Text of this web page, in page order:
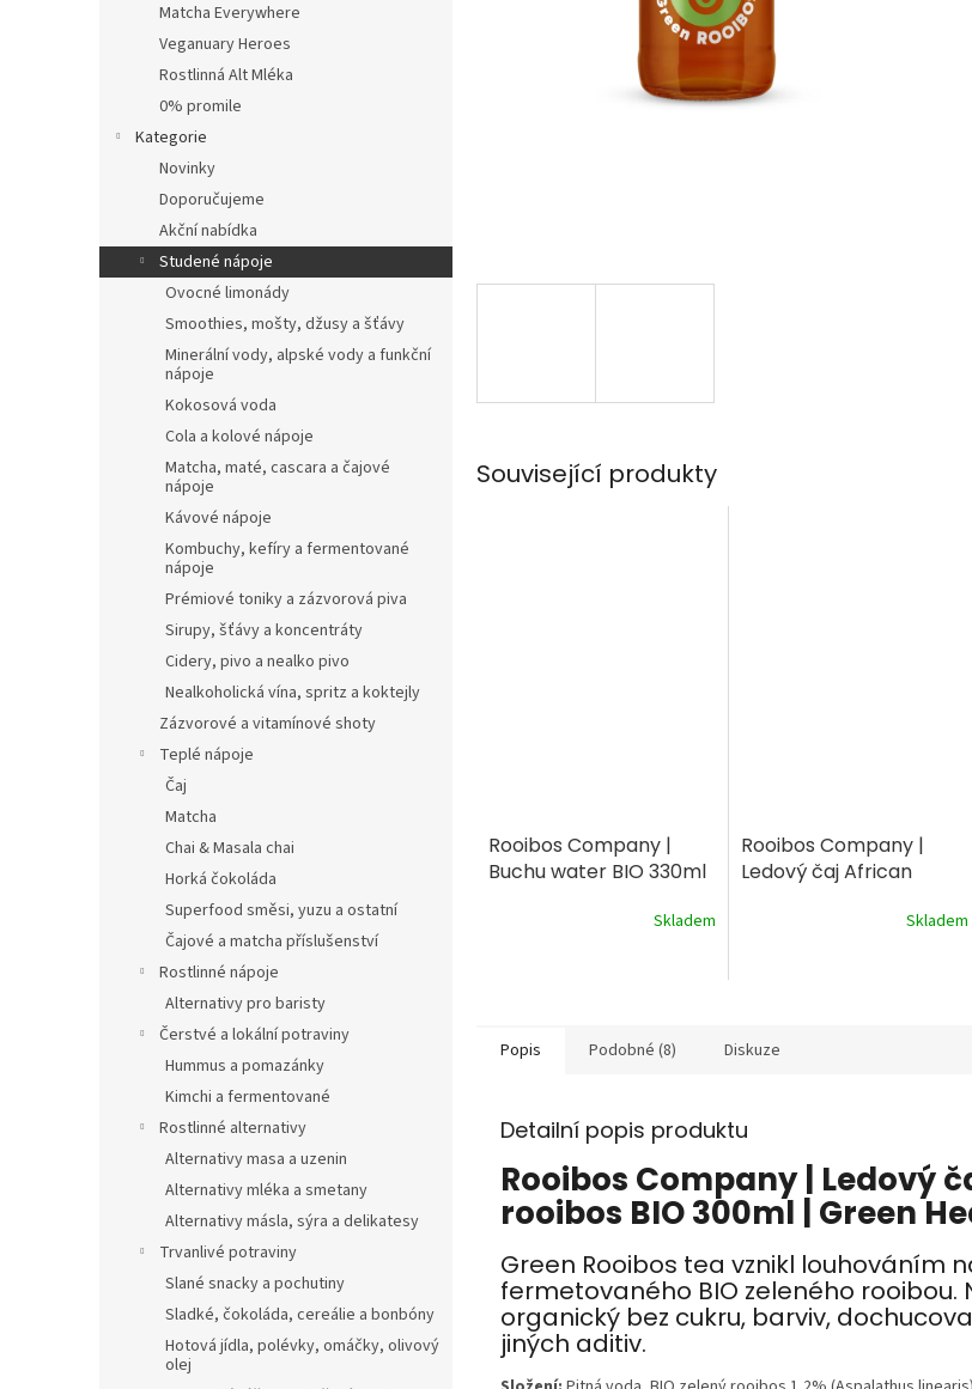
Matcha Everywhere
Veganuary Heroes
Rostlinná Alt Mléka
0% promile
Kategorie
Novinky
Doporučujeme
Akční nabídka
Studené nápoje
Ovocné limonády
Smoothies, mošty, džusy a šťávy
Minerální vody, alpské vody a funkční
nápoje
Kokosová voda
Cola a kolové nápoje
Matcha, maté, cascara a čajové
nápoje
Kávové nápoje
Kombuchy, kefíry a fermentované
nápoje
Prémiové toniky a zázvorová piva
Sirupy, šťávy a koncentráty
Cidery, pivo a nealko pivo
Nealkoholická vína, spritz a koktejly
Zázvorové a vitamínové shoty
Teplé nápoje
Čaj
Matcha
Chai & Masala chai
Horká čokoláda
Superfood směsi, yuzu a ostatní
Čajové a matcha příslušenství
Rostlinné nápoje
Alternativy pro baristy
Čerstvé a lokální potraviny
Hummus a pomazánky
Kimchi a fermentované
Rostlinné alternativy
Alternativy masa a uzenin
Alternativy mléka a smetany
Alternativy másla, sýra a delikatesy
Trvanlivé potraviny
Slané snacky a pochutiny
Sladké, čokoláda, cereálie a bonbóny
Hotová jídla, polévky, omáčky, olivový
olej
Související produkty
Rooibos Company |
Buchu water BIO 330ml
Skladem
Rooibos Company |
Ledový čaj African
Skladem
Popis Podobné (8) Diskuze
Detailní popis produktu
Rooibos Company | Ledový
rooibos BIO 300ml | Green
Green Rooibos tea vznikl louhováním
fermetovaného BIO zeleného rooibou.
organický bez cukru, barviv,
jiných aditiv.